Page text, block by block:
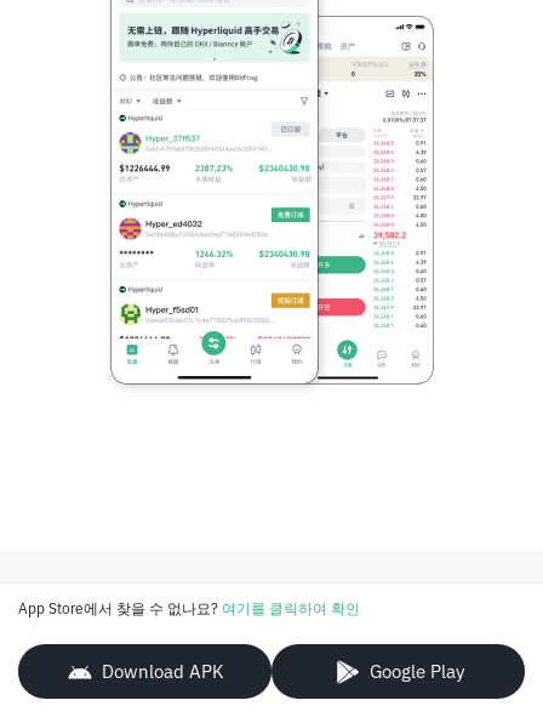
App Store에서 찾을 수 없나요? 여기를 클릭하여 확인
Download APK Google Play